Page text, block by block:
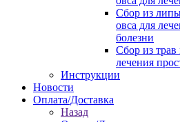
Сбор из
овса для
болезни
Сбор из
лечения
Инструкции
Новости
Оплата/Доставка
Назад